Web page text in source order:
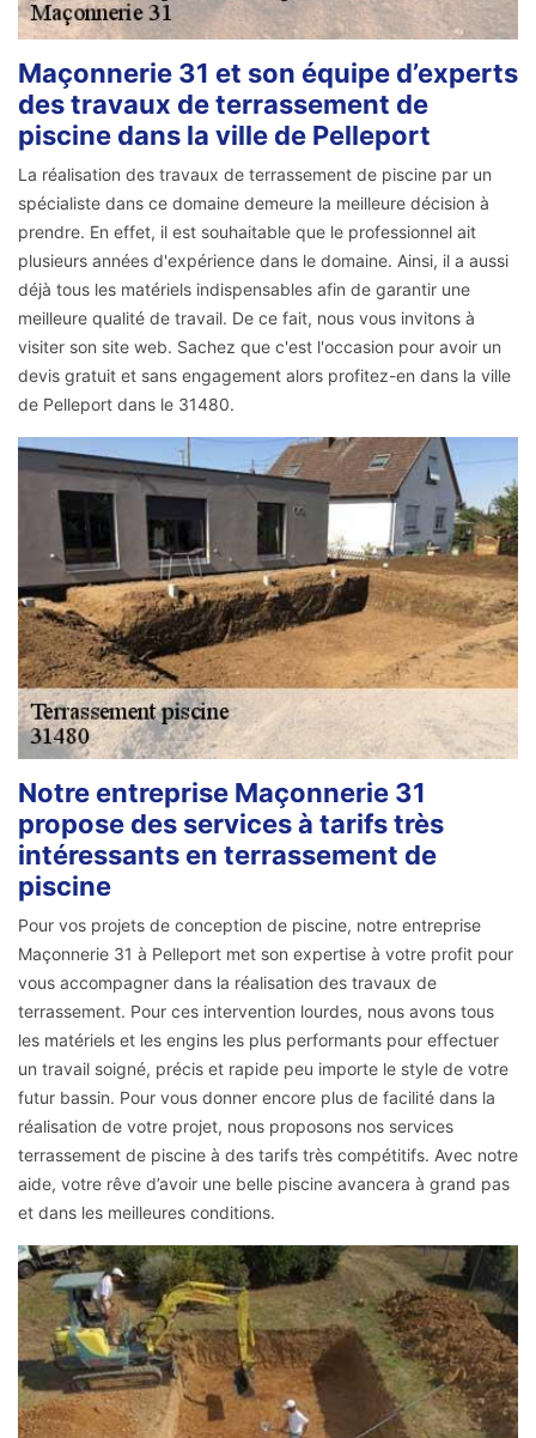
Maçonnerie 31 et son équipe d’experts
des travaux de terrassement de
piscine dans la ville de Pelleport
La réalisation des travaux de terrassement de piscine par un
spécialiste dans ce domaine demeure la meilleure décision à
prendre. En effet, il est souhaitable que le professionnel ait
plusieurs années d'expérience dans le domaine. Ainsi, il a aussi
déjà tous les matériels indispensables afin de garantir une
meilleure qualité de travail. De ce fait, nous vous invitons à
visiter son site web. Sachez que c'est l'occasion pour avoir un
devis gratuit et sans engagement alors profitez-en dans la ville
de Pelleport dans le 31480.
Notre entreprise Maçonnerie 31
propose des services à tarifs très
intéressants en terrassement de
piscine
Pour vos projets de conception de piscine, notre entreprise
Maçonnerie 31 à Pelleport met son expertise à votre profit pour
vous accompagner dans la réalisation des travaux de
terrassement. Pour ces intervention lourdes, nous avons tous
les matériels et les engins les plus performants pour effectuer
un travail soigné, précis et rapide peu importe le style de votre
futur bassin. Pour vous donner encore plus de facilité dans la
réalisation de votre projet, nous proposons nos services
terrassement de piscine à des tarifs très compétitifs. Avec notre
aide, votre rêve d’avoir une belle piscine avancera à grand pas
et dans les meilleures conditions.